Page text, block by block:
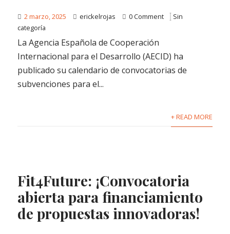
2 marzo, 2025 erickelrojas 0 Comment
Sin
categoría
La Agencia Española de Cooperación
Internacional para el Desarrollo (AECID) ha
publicado su calendario de convocatorias de
subvenciones para el...
+ READ MORE
Fit4Future: ¡Convocatoria
abierta para financiamiento
de propuestas innovadoras!